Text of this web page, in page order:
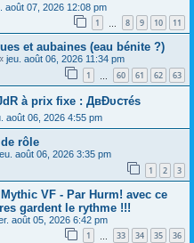
août 07, 2026 12:08 pm
1 8 9 10 11
et aubaines (eau bénite ?)
jeu. août 06, 2026 11:34 pm
1 60 61 62 63
à prix fixe : ДвĐυ𝖼тéѕ
août 06, 2026 4:55 pm
rôle
août 06, 2026 3:35 pm
1 2 3
VF - Par Hurm! avec ce
gardent le rythme !!!
août 05, 2026 6:42 pm
1 33 34 35 36